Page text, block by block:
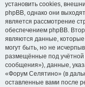
установить cookies,
phpBB, однако они
является рассмотрение
обеспечением phpBB.
являются данные,
могут быть, но не
размещённые под
сообщения»), данные,
«Форум Селятино» (в
оставленные вами после